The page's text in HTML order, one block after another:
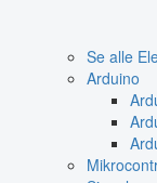
Se alle
Arduino